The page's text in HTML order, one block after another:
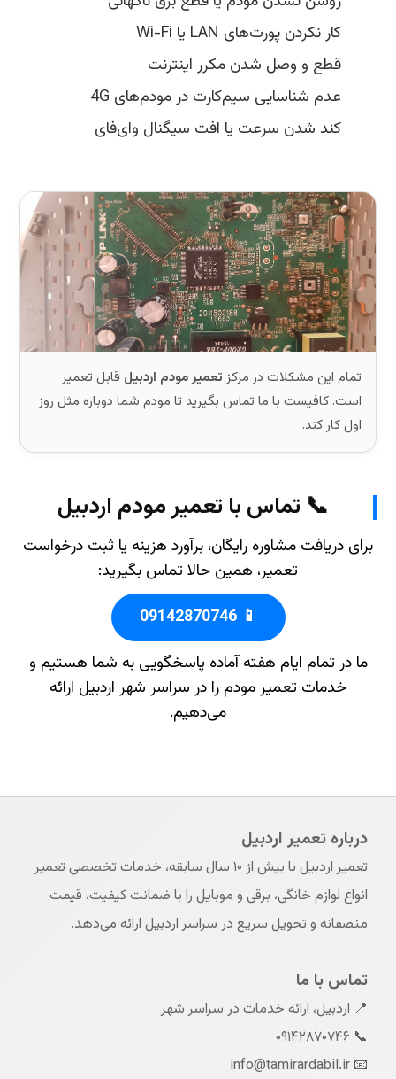
کار نکردن پورت‌های LAN یا Wi-Fi
قطع و وصل شدن مکرر اینترنت
عدم شناسایی سیم‌کارت در مودم‌های 4G
کند شدن سرعت یا افت سیگنال وای‌فای
تمام این مشکلات در مرکز تعمیر مودم اردبیل قابل تعمیر
است. کافیست با ما تماس بگیرید تا مودم شما دوباره مثل روز
اول کار کند.
📞 تماس با تعمیر مودم اردبیل
برای دریافت مشاوره رایگان، برآورد هزینه یا ثبت درخواست
تعمیر، همین حالا تماس بگیرید:
📱 09142870746
ما در تمام ایام هفته آماده پاسخگویی به شما هستیم و
خدمات تعمیر مودم را در سراسر شهر اردبیل ارائه
می‌دهیم.
درباره تعمیر اردبیل
تعمیر اردبیل با بیش از ۱۰ سال سابقه، خدمات تخصصی تعمیر
انواع لوازم خانگی، برقی و موبایل را با ضمانت کیفیت، قیمت
منصفانه و تحویل سریع در سراسر اردبیل ارائه می‌دهد.
تماس با ما
📍 اردبیل، ارائه خدمات در سراسر شهر
📞 ۰۹۱۴۲۸۷۰۷۴۶
📧 info@tamirardabil.ir